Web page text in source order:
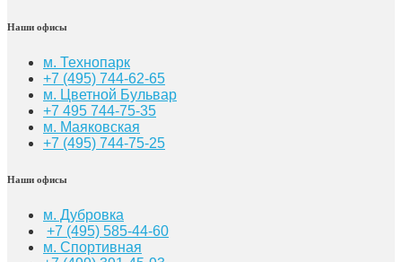
Наши офисы
м. Технопарк
+7 (495) 744-62-65
м. Цветной Бульвар
+7 495 744-75-35
м. Маяковская
+7 (495) 744-75-25
Наши офисы
м. Дубровка
+7 (495) 585-44-60
м. Спортивная